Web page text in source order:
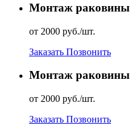
Монтаж раковины
от 2000 руб./шт.
Заказать Позвонить
Монтаж раковины
от 2000 руб./шт.
Заказать Позвонить